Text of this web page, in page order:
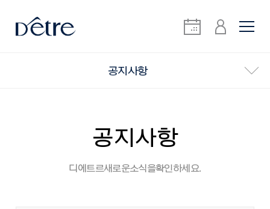
공지사항
공지사항
디에트르 새로운 소식을 확인하세요.